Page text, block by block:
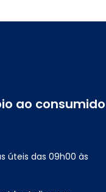
ao
úteis das 09h00 às